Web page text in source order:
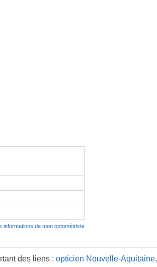
informations de mon optométriste
des liens : opticien Nouvelle-Aquitaine,